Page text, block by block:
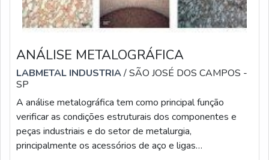
ANÁLISE METALOGRÁFICA
LABMETAL INDUSTRIA/ SÃO JOSÉ DOS CAMPOS -
SP
A análise metalográfica tem como principal função
verificar as condições estruturais dos componentes e
peças industriais e do setor de metalurgia,
principalmente os acessórios de aço e ligas